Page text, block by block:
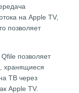
на Apple TV,
позволяет
позволяет
хранящиеся
ТВ через
Apple TV.